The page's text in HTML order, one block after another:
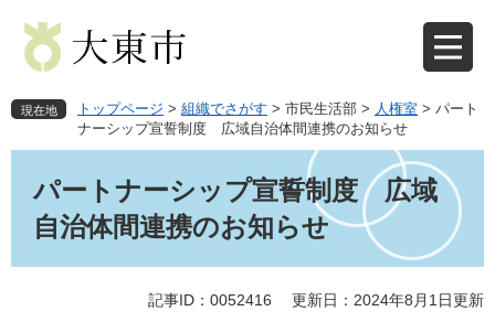
先
で
を
ば
へ
現在地 トップページ > 組織でさがす > 市民生活部 > 人権室 > パート
ナーシップ宣誓制度 広域自治体間連携のお知らせ
パートナーシップ宣誓制度 広域
自治体間連携のお知らせ
記事ID：0052416 更新日：2024年8月1日更新